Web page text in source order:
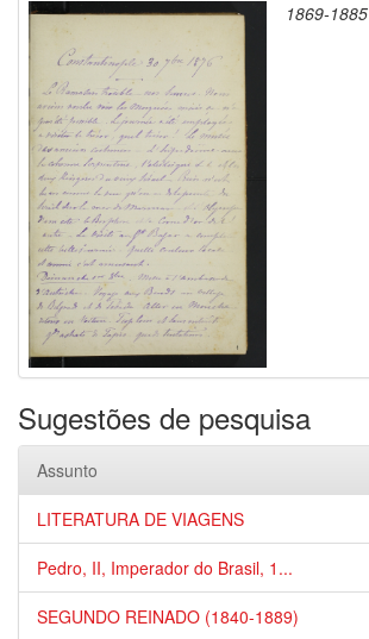
1869-1885
Sugestões de pesquisa
Assunto
LITERATURA DE VIAGENS
Pedro, II, Imperador do Brasil, 1...
SEGUNDO REINADO (1840-1889)